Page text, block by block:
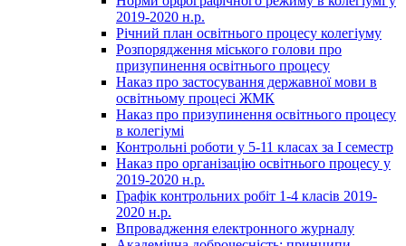
2019-2020 н.р.
Річний план освітнього процесу колегіуму
Розпорядження міського голови про
призупинення освітнього процесу
Наказ про застосування державної мови в
освітньому процесі ЖМК
Наказ про призупинення освітнього процесу
в колегіумі
Контрольні роботи у 5-11 класах за І семестр
Наказ про організацію освітнього процесу у
2019-2020 н.р.
Графік контрольних робіт 1-4 класів 2019-
2020 н.р.
Впровадження електронного журналу